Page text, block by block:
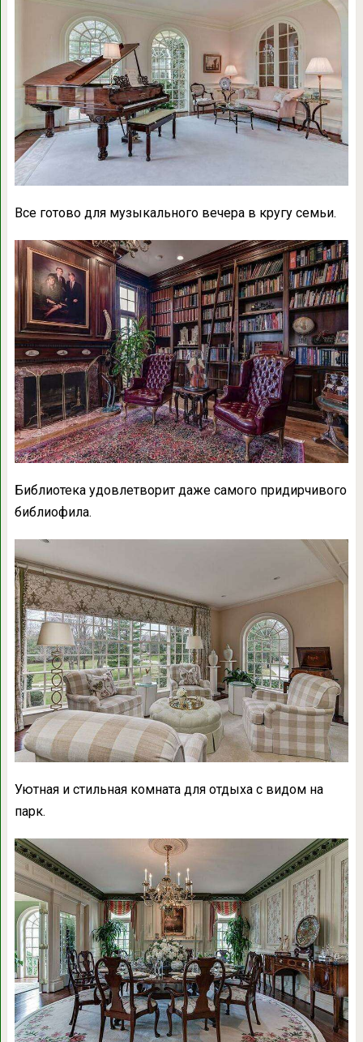
Все готово для музыкального вечера в кругу семьи.
Библиотека удовлетворит даже самого придирчивого
библиофила.
Уютная и стильная комната для отдыха с видом на
парк.